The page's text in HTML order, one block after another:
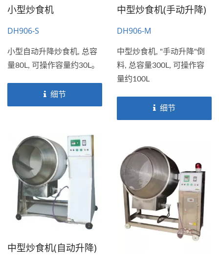
小型炒食机
DH906-S
小型自动升降炒食机, 总容
量80L, 可操作容量约30L。
细节
中型炒食机(手动升降)
DH906-M
中型炒食机, "手动升降"倒
料, 总容量300L, 可操作容
量约100L
细节
中型炒食机(自动升降)